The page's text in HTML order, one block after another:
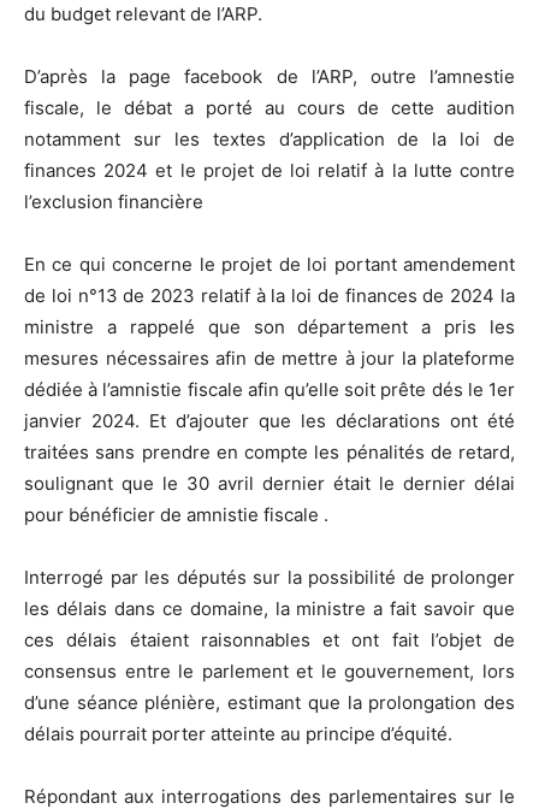
du budget relevant de l’ARP.
D’après la page facebook de l’ARP, outre l’amnestie
fiscale, le débat a porté au cours de cette audition
notamment sur les textes d’application de la loi de
finances 2024 et le projet de loi relatif à la lutte contre
l’exclusion financière
En ce qui concerne le projet de loi portant amendement
de loi n°13 de 2023 relatif à la loi de finances de 2024 la
ministre a rappelé que son département a pris les
mesures nécessaires afin de mettre à jour la plateforme
dédiée à l’amnistie fiscale afin qu’elle soit prête dés le 1er
janvier 2024. Et d’ajouter que les déclarations ont été
traitées sans prendre en compte les pénalités de retard,
soulignant que le 30 avril dernier était le dernier délai
pour bénéficier de amnistie fiscale .
Interrogé par les députés sur la possibilité de prolonger
les délais dans ce domaine, la ministre a fait savoir que
ces délais étaient raisonnables et ont fait l’objet de
consensus entre le parlement et le gouvernement, lors
d’une séance plénière, estimant que la prolongation des
délais pourrait porter atteinte au principe d’équité.
Répondant aux interrogations des parlementaires sur le